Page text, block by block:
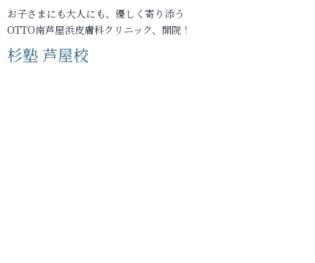
お子さまにも大人にも、優しく寄り添う
OTTO南芦屋浜皮膚科クリニック、開院！
杉塾 芦屋校